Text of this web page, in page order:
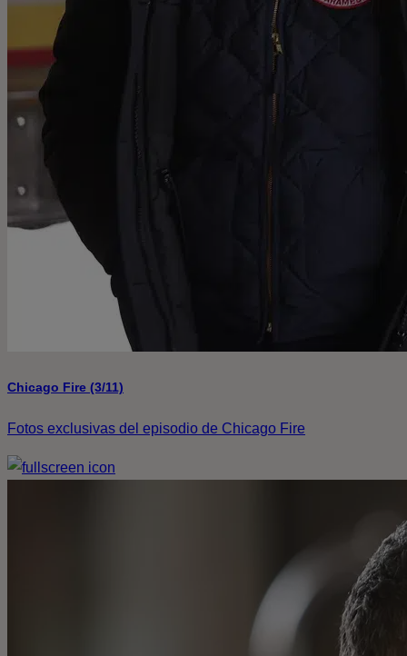
Chicago Fire (3/11)
Fotos exclusivas del episodio de Chicago Fire